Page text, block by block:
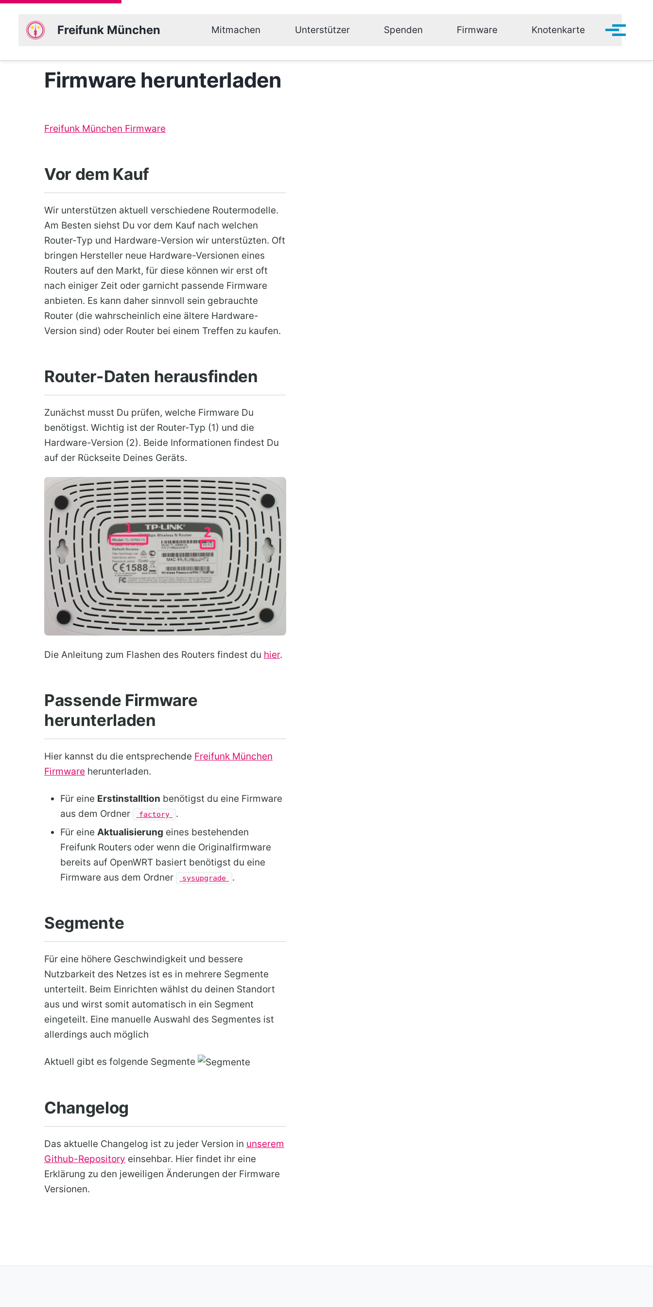
Freifunk München Mitmachen Unterstützer Spenden Firmware Knotenkarte Menü
Firmware herunterladen
Freifunk München Firmware
Vor dem Kauf
Wir unterstützen aktuell verschiedene Routermodelle.
Am Besten siehst Du vor dem Kauf nach welchen
Router-Typ und Hardware-Version wir unterstüzten. Oft
bringen Hersteller neue Hardware-Versionen eines
Routers auf den Markt, für diese können wir erst oft
nach einiger Zeit oder garnicht passende Firmware
anbieten. Es kann daher sinnvoll sein gebrauchte
Router (die wahrscheinlich eine ältere Hardware-
Version sind) oder Router bei einem Treffen zu kaufen.
Router-Daten herausfinden
Zunächst musst Du prüfen, welche Firmware Du
benötigst. Wichtig ist der Router-Typ (1) und die
Hardware-Version (2). Beide Informationen findest Du
auf der Rückseite Deines Geräts.
Die Anleitung zum Flashen des Routers findest du hier.
Passende Firmware
herunterladen
Hier kannst du die entsprechende Freifunk München
Firmware herunterladen.
Für eine Erstinstalltion benötigst du eine Firmware
aus dem Ordner
factory
.
Für eineAktualisierung eines bestehenden
Freifunk Routers oder wenn die Originalfirmware
bereits auf OpenWRT basiert benötigst du eine
Firmware aus dem Ordner
sysupgrade .
Segmente
Für eine höhere Geschwindigkeit und bessere
Nutzbarkeit des Netzes ist es in mehrere Segmente
unterteilt. Beim Einrichten wählst du deinen Standort
aus und wirst somit automatisch in ein Segment
eingeteilt. Eine manuelle Auswahl des Segmentes ist
allerdings auch möglich
Aktuell gibt es folgende Segmente
Changelog
Das aktuelle Changelog ist zu jeder Version in unserem
Github-Repository einsehbar. Hier findet ihr eine
Erklärung zu den jeweiligen Änderungen der Firmware
Versionen.